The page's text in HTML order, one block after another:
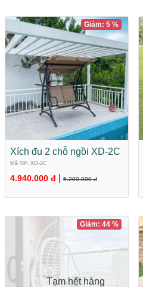
Xích đu 2 chỗ ngồi XD-2C
Mã SP: XD-2C
4.940.000 đ 5.200.000 đ
Giảm: 5 %
Tạm hết hàng
Giảm: 44 %